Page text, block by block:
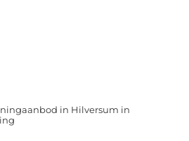
in Hilversum in